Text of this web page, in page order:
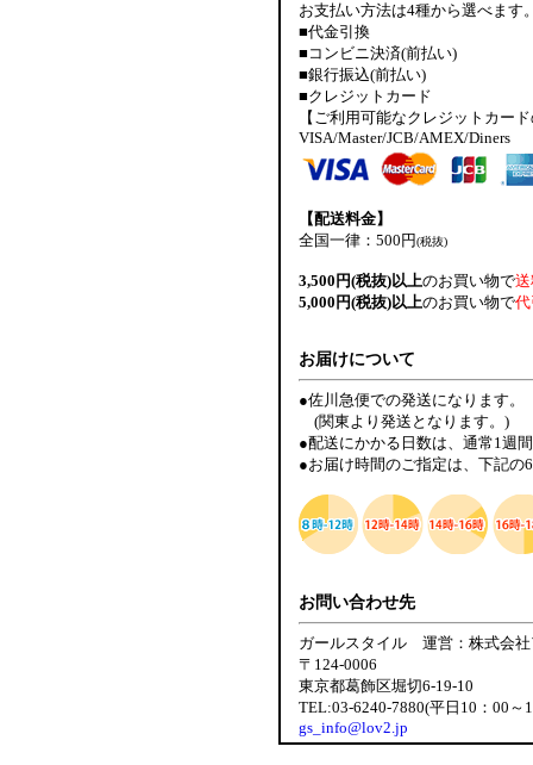
お支払い方法は4種から選べます
■代金引換
■コンビニ決済(前払い)
■銀行振込(前払い)
■クレジットカード
【ご利用可能なクレジットカー
VISA/Master/JCB/AMEX/Diners
【配送料金】
全国一律：500円(税抜)
3,500円(税抜)以上のお買い物で
5,000円(税抜)以上のお買い物で
お届けについて
●佐川急便での発送になります。
(関東より発送となります。)
●配送にかかる日数は、通常1週
●お届け時間のご指定は、下記の
お問い合わせ先
ガールスタイル 運営：株式会社
〒124-0006
東京都葛飾区堀切6-19-10
TEL:03-6240-7880(平日10：00～
gs_info@lov2.jp